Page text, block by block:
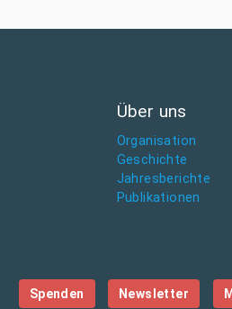
Über uns
Organisation
Geschichte
Jahresberichte
Publikationen
Spenden Newsletter